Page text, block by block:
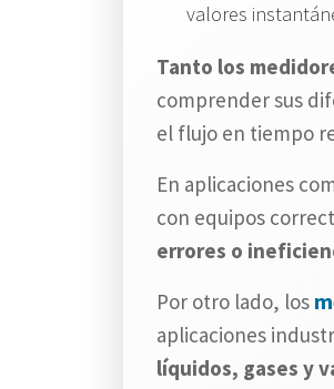
valores
Tanto los
comprender sus
el flujo en tiempo
En aplicaciones
con equipos
errores o
Por otro lado, los
aplicaciones
líquidos, gases y